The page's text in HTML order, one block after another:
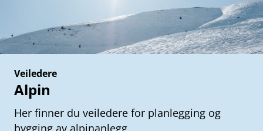
Veiledere
Alpin
Her finner du veiledere for planlegging og
bygging av alpinanlegg